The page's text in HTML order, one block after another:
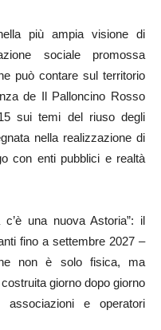
più ampia visione di
sociale promossa
può contare sul territorio
de Il Palloncino Rosso
sui temi del riuso degli
nella realizzazione di
con enti pubblici e realtà
una nuova Astoria”: il
fino a settembre 2027 –
non è solo fisica, ma
giorno dopo giorno
e operatori